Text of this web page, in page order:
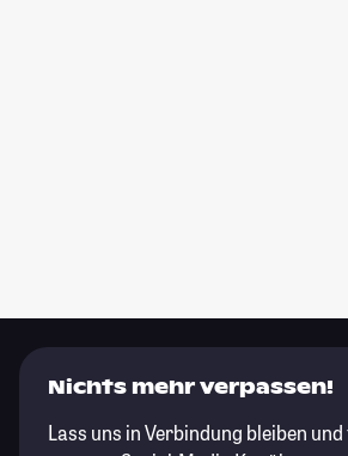
Nichts mehr verpassen!
Lass uns in Verbindung bleiben